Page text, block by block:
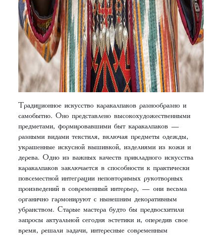
Традиционное искусство каракалпаков разнообразно и
самобытно. Оно представлено высокохудожественными
предметами, формировавшими быт каракалпаков —
разными видами текстиля, включая предметы одежды,
украшенные искусной вышивкой, изделиями из кожи и
дерева. Одно из важных качеств прикладного искусства
каракалпаков заключается в способности к практически
повсеместной интеграции неповторимых рукотворных
произведений в современный интерьер, — они весьма
органично гармонируют с нынешним декоративным
убранством. Старые мастера будто бы предвосхитили
запросы актуальной сегодня эстетики и, опередив свое
время, решали задачи, интересные современным